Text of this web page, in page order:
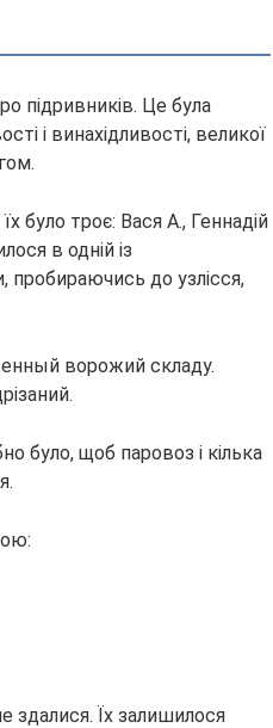
підривників. Це була
і винахідливості, великої
було троє: Вася А., Геннадій
в одній із
пробираючись до узлісся,
ворожий складу.
було, щоб паровоз і кілька
здалися. Їх залишилося